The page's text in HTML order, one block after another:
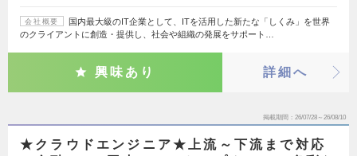
会社概要
国内最大級のIT企業として、ITを活用した新たな「しくみ」を世界
のクライアントに創造・提供し、社会や組織の発展をサポート…
興味あり 詳細へ
掲載期間 26/07/28～26/08/10
★クラウドエンジニア★上流～下流まで対応